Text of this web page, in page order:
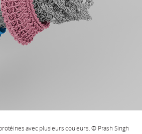
avec plusieurs couleurs. © Prash Singh